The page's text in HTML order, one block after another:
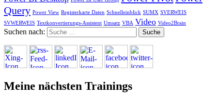
Query Power View Registerkarte Daten Schnelleinblick SUMX SVERWEIS
SVWERWEIS Textkonvertierungs-Assistent Umsatz VBA Video Video2Brain
Suchen nach:
Meine nächsten Trainings